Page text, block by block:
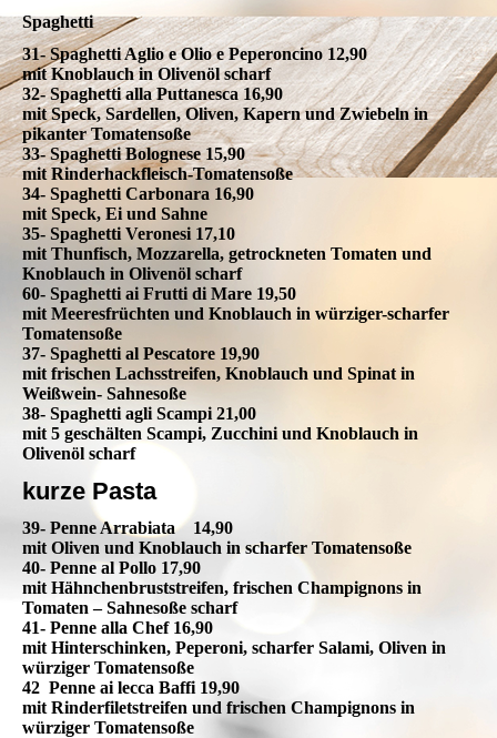
Spaghetti
31- Spaghetti Aglio e Olio e Peperoncino 12,90
mit Knoblauch in Olivenöl scharf
32- Spaghetti alla Puttanesca 16,90
mit Speck, Sardellen, Oliven, Kapern und Zwiebeln in
pikanter Tomatensoße
33- Spaghetti Bolognese 15,90
mit Rinderhackfleisch-Tomatensoße
34- Spaghetti Carbonara 16,90
mit Speck, Ei und Sahne
35- Spaghetti Veronesi 17,10
mit Thunfisch, Mozzarella, getrockneten Tomaten und
Knoblauch in Olivenöl scharf
60- Spaghetti ai Frutti di Mare 19,50
mit Meeresfrüchten und Knoblauch in würziger-scharfer
Tomatensoße
37- Spaghetti al Pescatore 19,90
mit frischen Lachsstreifen, Knoblauch und Spinat in
Weißwein- Sahnesoße
38- Spaghetti agli Scampi 21,00
mit 5 geschälten Scampi, Zucchini und Knoblauch in
Olivenöl scharf
kurze Pasta
39- Penne Arrabiata 14,90
mit Oliven und Knoblauch in scharfer Tomatensoße
40- Penne al Pollo 17,90
mit Hähnchenbruststreifen, frischen Champignons in
Tomaten – Sahnesoße scharf
41- Penne alla Chef 16,90
mit Hinterschinken, Peperoni, scharfer Salami, Oliven in
würziger Tomatensoße
42 Penne ai lecca Baffi 19,90
mit Rinderfiletstreifen und frischen Champignons in
würziger Tomatensoße